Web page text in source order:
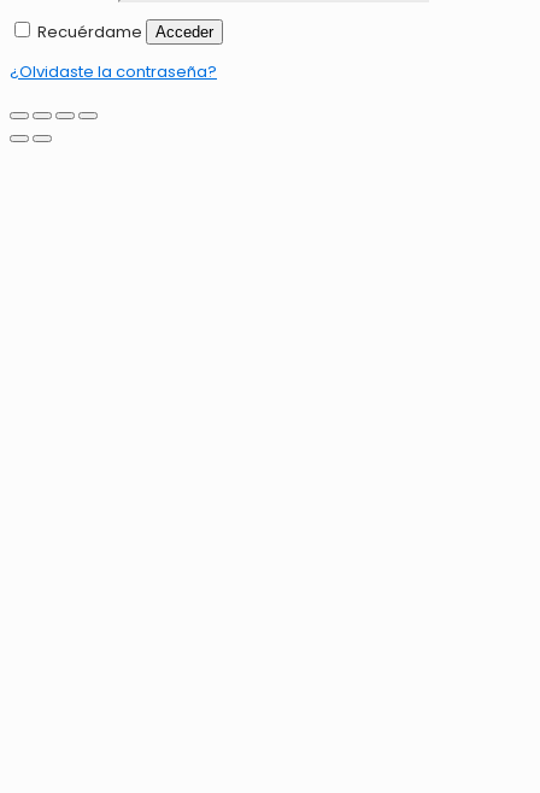
Recuérdame
Acceder
¿Olvidaste la contraseña?